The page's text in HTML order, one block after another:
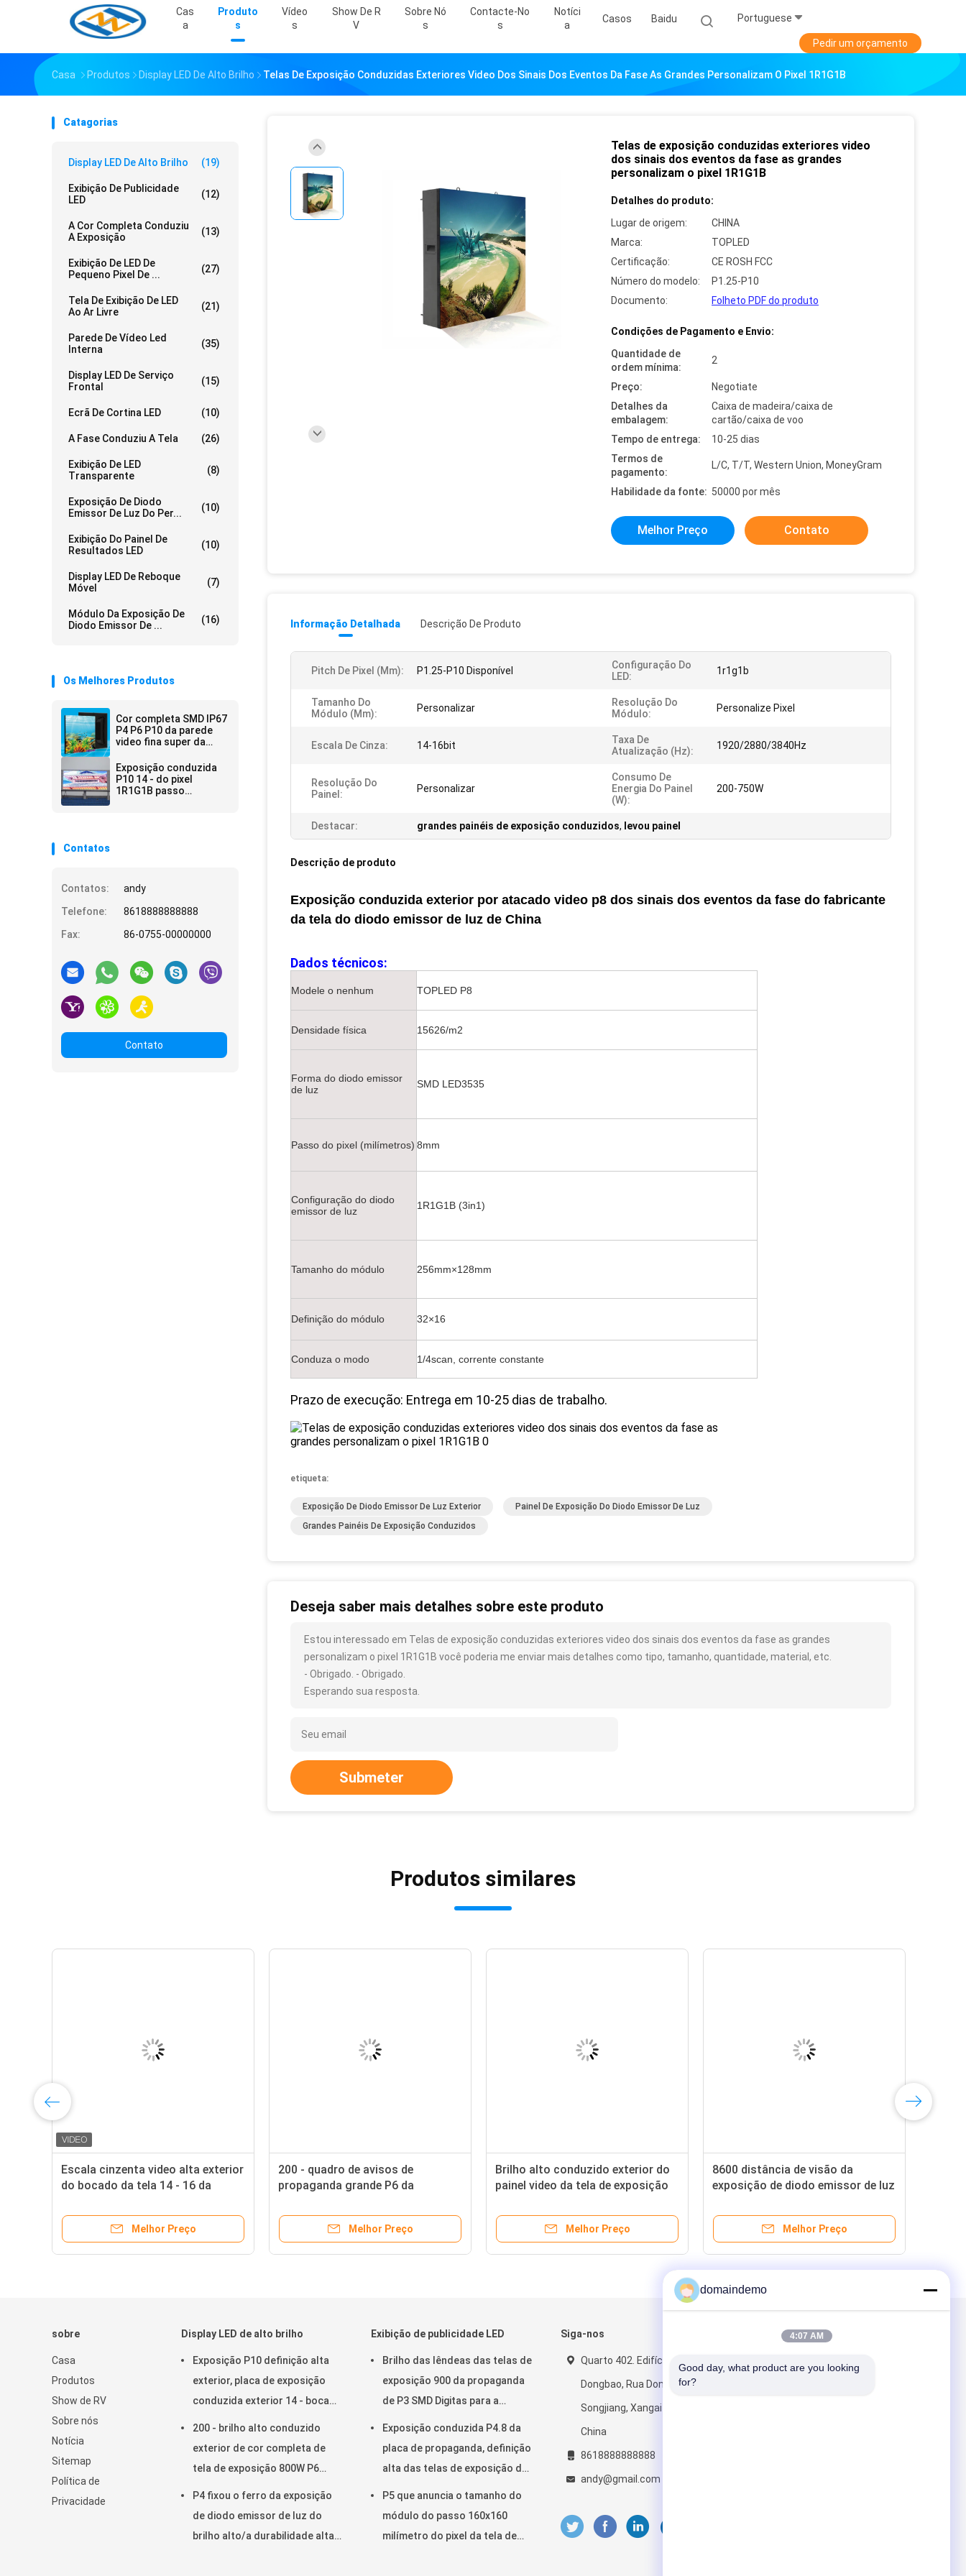
Cas
A
Produto
S
Vídeo
S
Show De R
V
Sobre Nó
S
Contacte-No
S
Notíci
A
Casos Baidu Portuguese
Pedir um orçamento
Casa Produtos Display LED De Alto Brilho Telas De Exposição Conduzidas Exteriores Video Dos Sinais Dos Eventos Da Fase As Grandes Personalizam O Pixel 1R1G1B
Catagorias
Display LED De Alto Brilho (19)
Exibição De Publicidade
LED
(12)
A Cor Completa Conduziu
A Exposição
(13)
Exibição De LED De
Pequeno Pixel De ...
(27)
Tela De Exibição De LED
Ao Ar Livre
(21)
Parede De Vídeo Led
Interna
(35)
Display LED De Serviço
Frontal
(15)
Ecrã De Cortina LED (10)
A Fase Conduziu A Tela (26)
Exibição De LED
Transparente
(8)
Exposição De Diodo
Emissor De Luz Do Per...
(10)
Exibição Do Painel De
Resultados LED
(10)
Display LED De Reboque
Móvel
(7)
Módulo Da Exposição De
Diodo Emissor De ...
(16)
Os Melhores Produtos
Cor completa SMD IP67
P4 P6 P10 da parede
video fina super da
emissor de luz do
brilho alto
Exposição conduzida
P10 14 - do pixel
1R1G1B passo
Contatos
Contatos:
andy
Telefone:
8618888888888
Fax:
86-0755-00000000
Contato
Telas de exposição conduzidas exteriores video
dos sinais dos eventos da fase as grandes
personalizam o pixel 1R1G1B
Detalhes do produto:
Lugar de origem:
CHINA
Marca:
TOPLED
Certificação:
CE ROSH FCC
Número do modelo:
P1.25-P10
Documento:
Folheto PDF do produto
Condições de Pagamento e Envio:
Quantidade de
ordem mínima:
2
Preço:
Negotiate
Detalhes da
embalagem:
Caixa de madeira/caixa de
cartão/caixa de voo
Tempo de entrega:
10-25 dias
Termos de
pagamento:
L/C, T/T, Western Union, MoneyGram
Habilidade da fonte: 50000 por mês
Melhor Preço Contato
Informação Detalhada Descrição De Produto
Pitch De Pixel (mm): P1.25-P10 Disponível
Configuração Do
LED:
1r1g1b
Tamanho Do
Módulo (mm):
Personalizar
Resolução Do
Módulo:
Personalize Pixel
Escala De Cinza: 14-16bit
Taxa De
Atualização (Hz):
1920/2880/3840Hz
Resolução Do
Painel:
Personalizar
Consumo De
Energia Do Painel
(W):
200-750W
Destacar: grandes painéis de exposição conduzidos, levou painel
Descrição de produto
Exposição conduzida exterior por atacado video p8 dos sinais dos eventos da fase do fabricante
da tela do diodo emissor de luz de China
Dados técnicos:
Modele o nenhum TOPLED P8
Densidade física 15626/m2
Forma do diodo emissor
de luz
SMD LED3535
Passo do pixel (milímetros) 8mm
Configuração do diodo
emissor de luz
1R1G1B (3in1)
Tamanho do módulo 256mm×128mm
Definição do módulo 32×16
Conduza o modo 1/4scan, corrente constante
Prazo de execução: Entrega em 10-25 dias de trabalho.
etiqueta:
Exposição De Diodo Emissor De Luz Exterior
Painel De Exposição Do Diodo Emissor De Luz
Grandes Painéis De Exposição Conduzidos
Deseja saber mais detalhes sobre este produto
Estou interessado em Telas de exposição conduzidas exteriores video dos sinais dos eventos da fase as grandes
personalizam o pixel 1R1G1B você poderia me enviar mais detalhes como tipo, tamanho, quantidade, material, etc.
- Obrigado. - Obrigado.
Esperando sua resposta.
Submeter
Produtos similares
Escala cinzenta video alta exterior
do bocado da tela 14 - 16 da
emissor de luz do brilho P6
Melhor Preço
200 - quadro de avisos de
propaganda grande P6 da
do brilho 750W alto P8 P10 P16
Melhor Preço
Brilho alto conduzido exterior do
painel video da tela de exposição
Melhor Preço
8600 distância de visão da
exposição de diodo emissor de luz
1R1G1B 10m
Melhor Preço
sobre
Casa
Produtos
Show de RV
Sobre nós
Notícia
Sitemap
Política de
Privacidade
Display LED de alto brilho
Exposição P10 definição alta
exterior, placa de exposição
conduzida exterior 14 - bocado
16 conduzida de SMD
200 - brilho alto conduzido
exterior de cor completa de
tela de exposição 800W P6
SMD que anuncia 200 - seixos
conduzidos exteriores da
exposição 800W
P4 fixou o ferro da exposição
de diodo emissor de luz do
brilho alto/a durabilidade alta
Exibição de publicidade LED
Brilho das lêndeas das telas de
exposição 900 da propaganda
de P3 SMD Digitas para a
instalação fixa
Exposição conduzida P4.8 da
placa de propaganda, definição
alta das telas de exposição da
propaganda de Digitas
P5 que anuncia o tamanho do
módulo do passo 160x160
milímetro do pixel da tela de
Siga-nos
Quarto 402. Edifício
Dongbao, Rua Dongbao 19,
Songjiang, Xangai 201613,
China
8618888888888
andy@gmail.com
Envie-nos
domaindemo
4:07 AM
Good day, what product are you looking
for?